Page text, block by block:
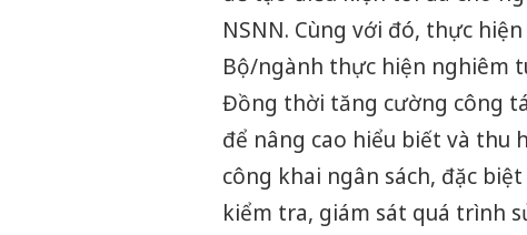
NSNN. Cùng với đó, thực
Bộ/ngành thực hiện nghiêm
Đồng thời tăng cường công
để nâng cao hiểu biết và thu
công khai ngân sách, đặc
kiểm tra, giám sát quá trình